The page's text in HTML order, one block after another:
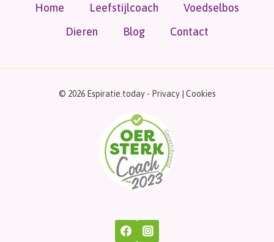
Home Leefstijlcoach
Voedselbos
Dieren
Blog Contact
© 2026 Espiratie.today - Privacy| Cookies